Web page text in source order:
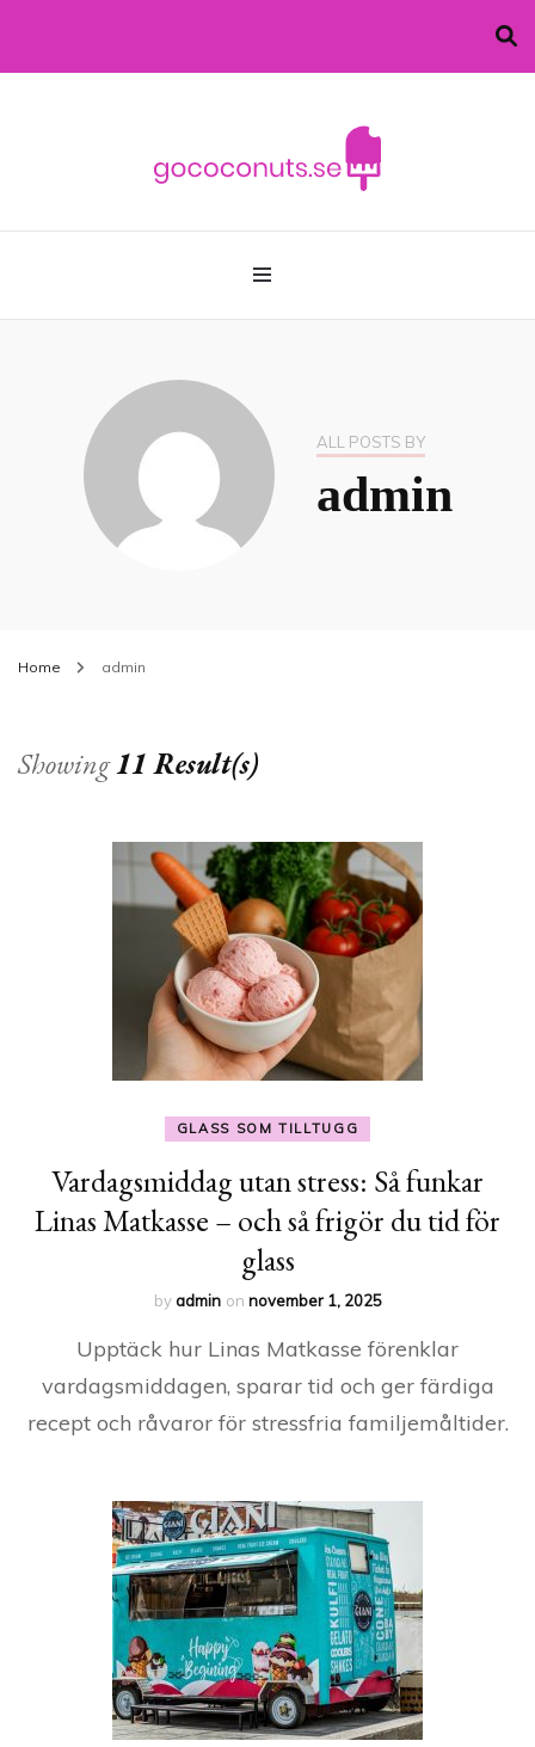
gococonuts.se
ALL POSTS BY
admin
Home admin
Showing11 Result(s)
GLASS SOM TILLTUGG
Vardagsmiddag utan stress: Så funkar
Linas Matkasse – och så frigör du tid för
glass
byadmin on november 1, 2025
Upptäck hur Linas Matkasse förenklar
vardagsmiddagen, sparar tid och ger färdiga
recept och råvaror för stressfria familjemåltider.